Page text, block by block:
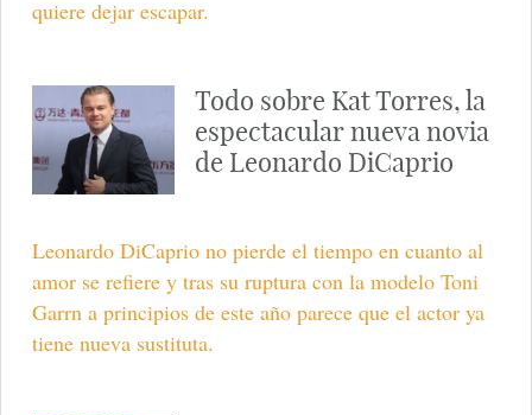
quiere dejar escapar.
Todo sobre Kat Torres, la
espectacular nueva novia
de Leonardo DiCaprio
Leonardo DiCaprio no pierde el tiempo en cuanto al
amor se refiere y tras su ruptura con la modelo Toni
Garrn a principios de este año parece que el actor ya
tiene nueva sustituta.